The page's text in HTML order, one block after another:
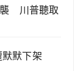
襲 川普聽取
默默下架